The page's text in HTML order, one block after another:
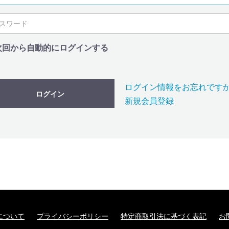
回から自動的にログインする
ログイン
ログイン情報をお忘れです
新規会員登録
ついて プライバシーポリシー 特定商取引法に基づく表記 お